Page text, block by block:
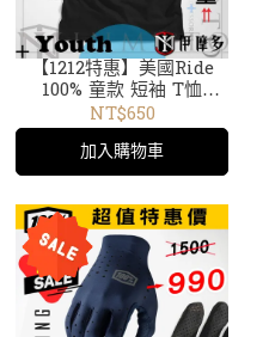
【1212特惠】美國Ride
100% 童款 短袖 T恤
Youth Official T-Shirt
34017-001 黑 /002藍
/34016 黑 /34086 黃
/34087 磚紅 /34019 黑
NT$650
加入購物車